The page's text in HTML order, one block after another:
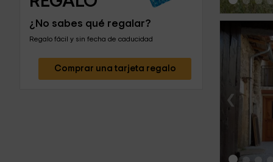
¿No sabes qué regalar?
Regalo fácil y sin fecha de caducidad
Comprar una tarjeta regalo
‹